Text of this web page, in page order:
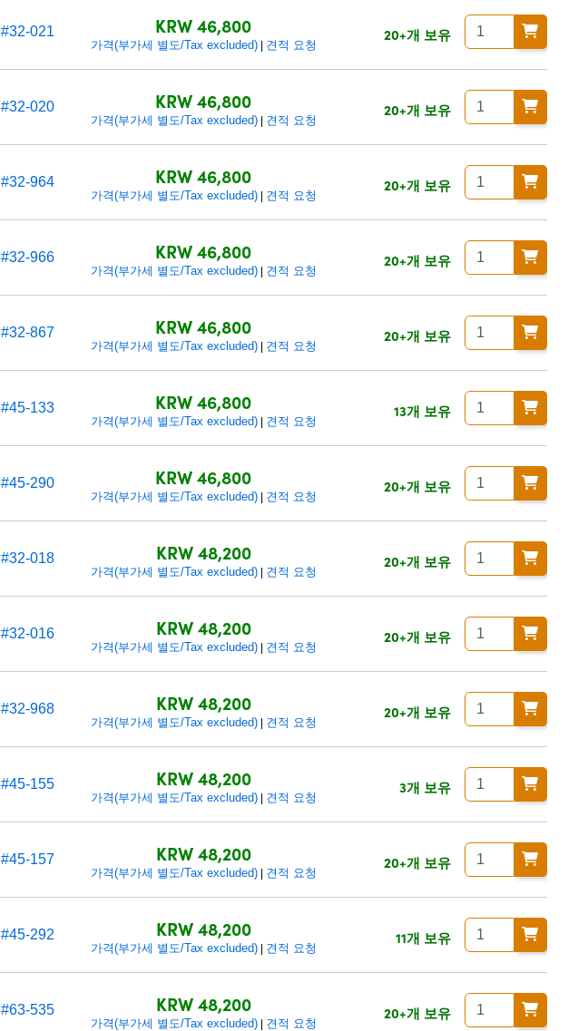
#32-021 KRW 46,800
가격(부가세 별도/Tax excluded)| 견적 요청
20+개 보유
#32-020 KRW 46,800
가격(부가세 별도/Tax excluded)| 견적 요청
20+개 보유
#32-964 KRW 46,800
가격(부가세 별도/Tax excluded)| 견적 요청
20+개 보유
#32-966 KRW 46,800
가격(부가세 별도/Tax excluded)| 견적 요청
20+개 보유
#32-867 KRW 46,800
가격(부가세 별도/Tax excluded)| 견적 요청
20+개 보유
#45-133 KRW 46,800
가격(부가세 별도/Tax excluded)| 견적 요청
13개 보유
#45-290 KRW 46,800
가격(부가세 별도/Tax excluded)| 견적 요청
20+개 보유
#32-018 KRW 48,200
가격(부가세 별도/Tax excluded)| 견적 요청
20+개 보유
#32-016 KRW 48,200
가격(부가세 별도/Tax excluded)| 견적 요청
20+개 보유
#32-968 KRW 48,200
가격(부가세 별도/Tax excluded)| 견적 요청
20+개 보유
#45-155 KRW 48,200
가격(부가세 별도/Tax excluded)| 견적 요청
3개 보유
#45-157 KRW 48,200
가격(부가세 별도/Tax excluded)| 견적 요청
20+개 보유
#45-292 KRW 48,200
가격(부가세 별도/Tax excluded)| 견적 요청
11개 보유
#63-535 KRW 48,200
가격(부가세 별도/Tax excluded)| 견적 요청
20+개 보유